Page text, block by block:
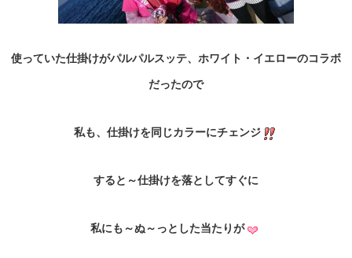
使っていた仕掛けがパルパルスッテ、ホワイト・イエローのコラボ
だったので
私も、仕掛けを同じカラーにチェンジ
すると～仕掛けを落としてすぐに
私にも～ぬ～っとした当たりが